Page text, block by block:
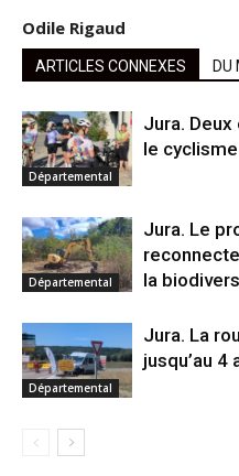
Odile Rigaud
ARTICLES CONNEXES DU
Départemental
Jura.
le
Départemental
Jura. Le
la
Départemental
Jura. La
jusqu’au 4